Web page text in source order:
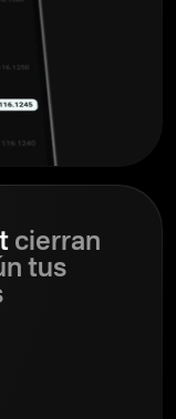
cierran
tus